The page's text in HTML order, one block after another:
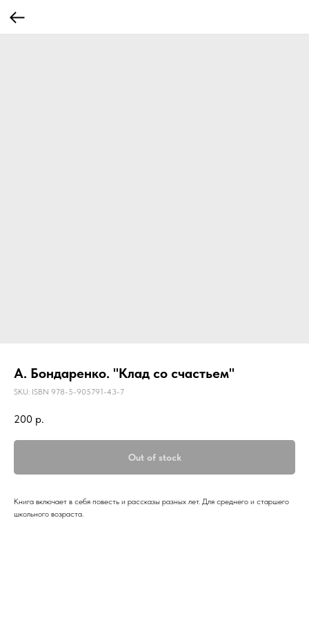
А. Бондаренко. "Клад со счастьем"
SKU: ISBN 978-5-905791-43-7
200 р.
Out of stock
Книга включает в себя повесть и рассказы разных лет. Для среднего и старшего
школьного возраста.